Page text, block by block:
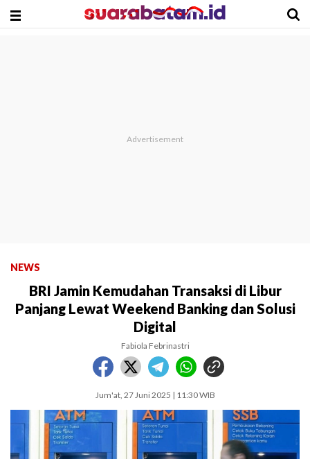
NEWS
BRI Jamin Kemudahan Transaksi di Libur
Panjang Lewat Weekend Banking dan Solusi
Digital
Fabiola Febrinastri
Jum'at, 27 Juni 2025 | 11:30 WIB